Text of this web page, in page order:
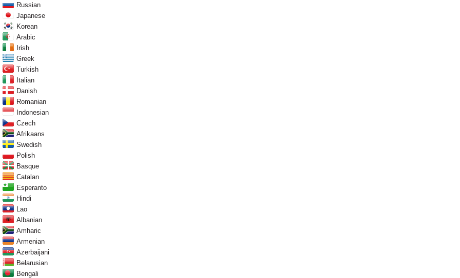
Russian
Japanese
Korean
Arabic
Irish
Greek
Turkish
Italian
Danish
Romanian
Indonesian
Czech
Afrikaans
Swedish
Polish
Basque
Catalan
Esperanto
Hindi
Lao
Albanian
Amharic
Armenian
Azerbaijani
Belarusian
Bengali